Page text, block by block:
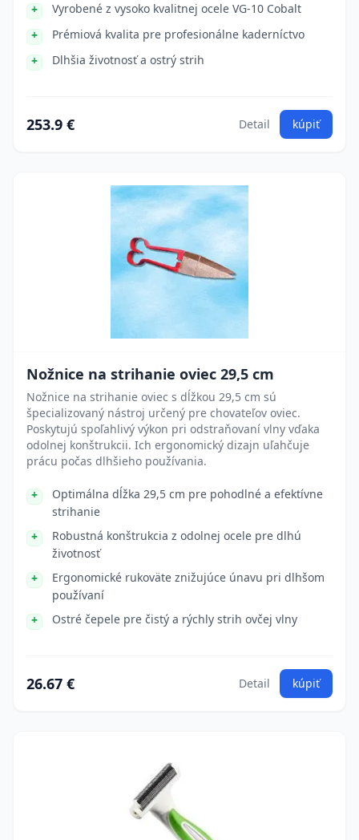
Vyrobené z vysoko kvalitnej ocele VG-10 Cobalt
Prémiová kvalita pre profesionálne kaderníctvo
Dlhšia životnosť a ostrý strih
253.9 € Detail kúpiť
Nožnice na strihanie oviec 29,5 cm
Nožnice na strihanie oviec s dĺžkou 29,5 cm sú
špecializovaný nástroj určený pre chovateľov oviec.
Poskytujú spoľahlivý výkon pri odstraňovaní vlny vďaka
odolnej konštrukcii. Ich ergonomický dizajn uľahčuje
prácu počas dlhšieho používania.
Optimálna dĺžka 29,5 cm pre pohodlné a efektívne
strihanie
Robustná konštrukcia z odolnej ocele pre dlhú
životnosť
Ergonomické rukoväte znižujúce únavu pri dlhšom
používaní
Ostré čepele pre čistý a rýchly strih ovčej vlny
26.67 € Detail kúpiť